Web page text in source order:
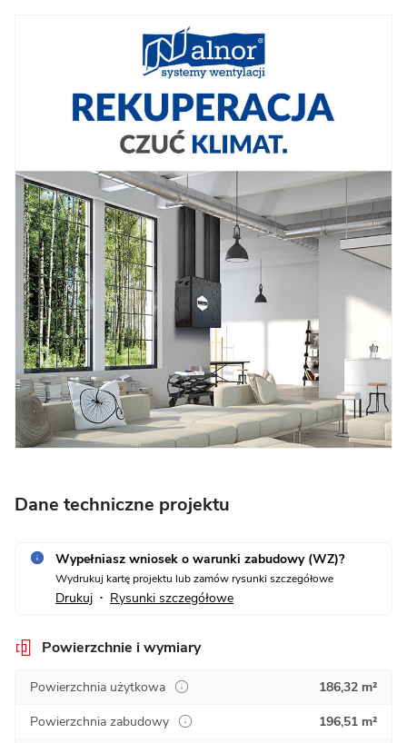
Dane techniczne projektu
Wypełniasz wniosek o warunki zabudowy (WZ)?
Wydrukuj kartę projektu lub zamów rysunki szczegółowe
Drukuj • Rysunki szczegółowe
Powierzchnie i wymiary
Powierzchnia użytkowa
186,32 m²
Powierzchnia zabudowy
196,51 m²